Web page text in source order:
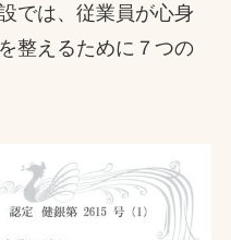
では、従業員が心身
整えるために７つの